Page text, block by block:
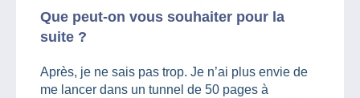
Que peut-on vous souhaiter pour la
suite ?
Après, je ne sais pas trop. Je n’ai plus envie de
me lancer dans un tunnel de 50 pages à